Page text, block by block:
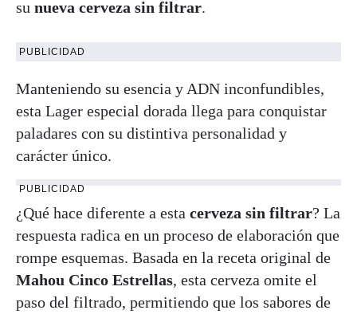
su nueva cerveza sin filtrar.
PUBLICIDAD
Manteniendo su esencia y ADN inconfundibles,
esta Lager especial dorada llega para conquistar
paladares con su distintiva personalidad y
carácter único.
PUBLICIDAD
¿Qué hace diferente a esta cerveza sin filtrar? La
respuesta radica en un proceso de elaboración que
rompe esquemas. Basada en la receta original de
Mahou Cinco Estrellas, esta cerveza omite el
paso del filtrado, permitiendo que los sabores de